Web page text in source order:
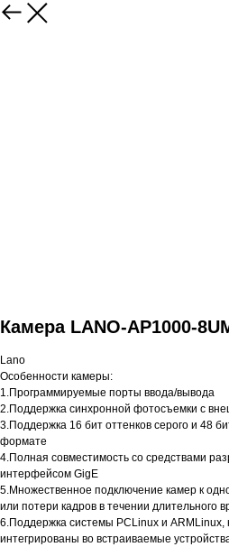
Камера LANO-AP1000-
Lano
Особенности камеры:
1.Программируемые порты ввода/вывода
2.Поддержка синхронной фотосъемки с
3.Поддержка 16 бит оттенков серого и 48
формате
4.Полная совместимость со средствами
интерфейсом GigE
5.Множественное подключение камер к
или потери кадров в течении длительного
6.Поддержка системы PCLinux и ARMLinux,
интегрированы во встраиваемые